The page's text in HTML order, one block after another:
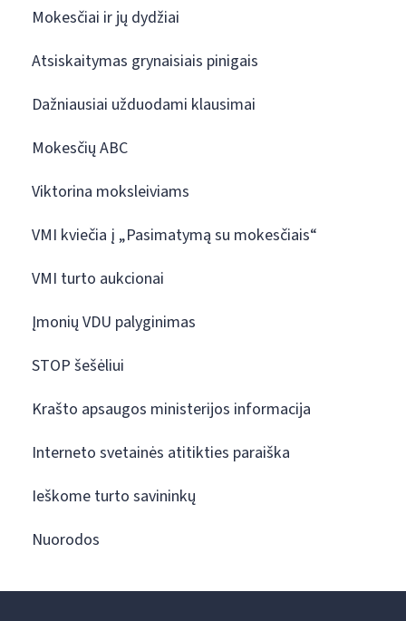
Mokesčiai ir jų dydžiai
Atsiskaitymas grynaisiais pinigais
Dažniausiai užduodami klausimai
Mokesčių ABC
Viktorina moksleiviams
VMI kviečia į „Pasimatymą su mokesčiais“
VMI turto aukcionai
Įmonių VDU palyginimas
STOP šešėliui
Krašto apsaugos ministerijos informacija
Interneto svetainės atitikties paraiška
Ieškome turto savininkų
Nuorodos